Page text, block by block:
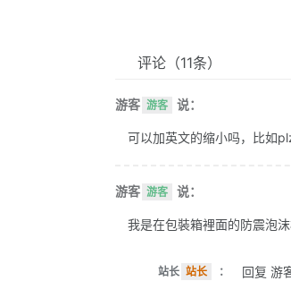
评论 （11条）
游客 游客 说：
可以加英文的缩小吗，比如
游客 游客 说：
我是在包裝箱裡面的防震泡
站长 站长 ： 回复 游